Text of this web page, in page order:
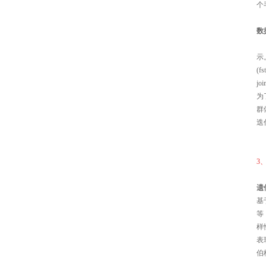
个
数
示
为
群
迭
3
遗
基
等
样
表
伯